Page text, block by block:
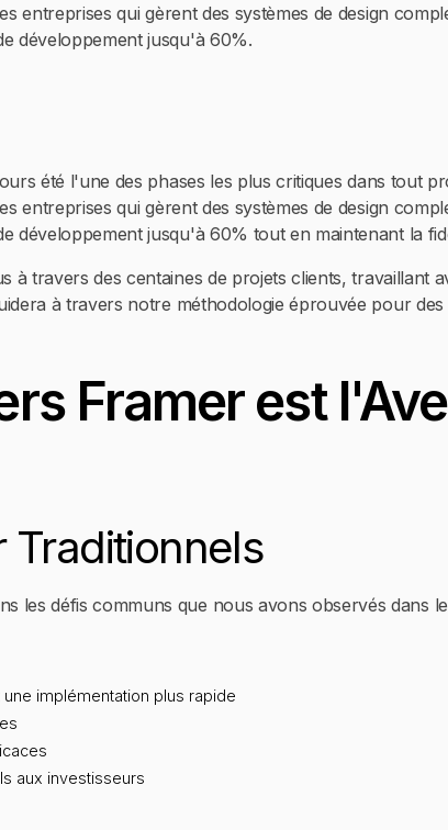
entreprises qui gèrent des systèmes de design
développement jusqu'à 60%.
été l'une des phases les plus critiques dans tout
entreprises qui gèrent des systèmes de design
jusqu'à 60% tout en maintenant la
à travers des centaines de projets clients, travaillant
à travers notre méthodologie éprouvée pour
Framer est
Traditionnels
les défis communs que nous avons observés dans
implémentation plus rapide
aux investisseurs